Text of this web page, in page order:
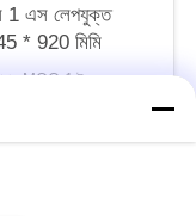
1 এস লেপযুক্ত
* 920 মিমি
MOQ:1 টন